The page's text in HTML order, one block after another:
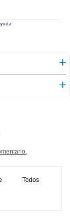
Todos